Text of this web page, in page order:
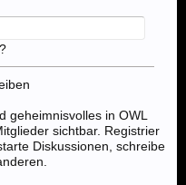
Cloppenburg
geheimnisvolles in OWL
sichtbar. Registrier
Diskussionen, schreibe